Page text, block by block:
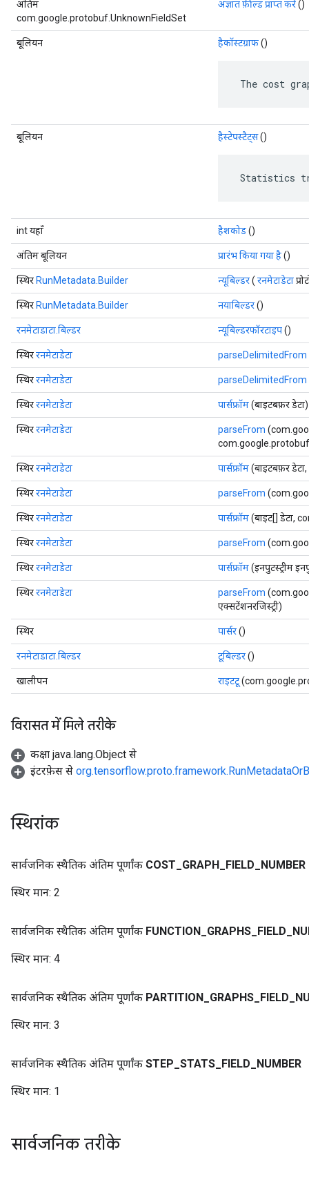
अंतिम
com.google.protobuf.UnknownFieldSet
अज्ञात फ़ील्ड प्राप्त करें()
बूलियन हैकॉस्टग्राफ()
The cost
बूलियन हैस्टेपस्टैट्स()
Statistics
int यहाँ हैशकोड()
अंतिम बूलियन प्रारंभ किया गया है()
स्थिर RunMetadata.Builder न्यूबिल्डर( रनमेटाडेटा
स्थिर RunMetadata.Builder नयाबिल्डर()
रनमेटाडाटा.बिल्डर न्यूबिल्डरफॉरटाइप()
स्थिररनमेटाडेटा parseDelimitedFrom
स्थिररनमेटाडेटा parseDelimitedFrom
स्थिररनमेटाडेटा पार्सफ्रॉम(बाइटबफ़र डेटा)
स्थिररनमेटाडेटा parseFrom
स्थिररनमेटाडेटा पार्सफ्रॉम(बाइटबफ़र
स्थिररनमेटाडेटा parseFrom
स्थिररनमेटाडेटा पार्सफ्रॉम(बाइट[] डेटा,
स्थिररनमेटाडेटा parseFrom
स्थिररनमेटाडेटा पार्सफ्रॉम(इनपुटस्ट्रीम
स्थिररनमेटाडेटा parseFrom
एक्सटेंशनरजिस्ट्री)
स्थिर पार्सर()
रनमेटाडाटा.बिल्डर टूबिल्डर()
खालीपन राइटटू
विरासत में मिले तरीके
कक्षा java.lang.Object से
इंटरफ़ेस से
स्थिरांक
सार्वजनिक स्थैतिक अंतिम पूर्णांक COST GRAPH FIELD NUMBER
स्थिर मान: 2
सार्वजनिक स्थैतिक अंतिम पूर्णांक FUNCTION GRAPHS FIELD
स्थिर मान: 4
सार्वजनिक स्थैतिक अंतिम पूर्णांक PARTITION GRAPHS FIELD
स्थिर मान: 3
सार्वजनिक स्थैतिक अंतिम पूर्णांक STEP STATS FIELD NUMBER
स्थिर मान: 1
सार्वजनिक तरीके